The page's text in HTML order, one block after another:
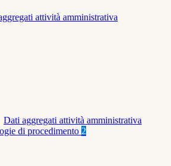
attività amministrativa
Dati aggregati attività amministrativa
di procedimento 2